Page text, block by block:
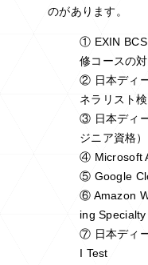
のがあります。
① EXIN BCS
修コースの対
② 日本ディ
ネラリスト検
③ 日本ディ
ジニア資格）
④ Microsoft
⑤ Google
⑥ Amazon
ing Specialty
⑦ 日本ディ
I Test